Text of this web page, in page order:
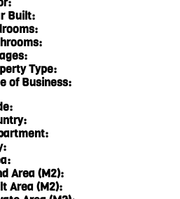
Built:
Type:
of Business:
Area (M2):
Area (M2):